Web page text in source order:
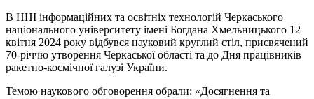
В ННІ інформаційних та освітніх технологій Черкаського
національного університету імені Богдана Хмельницького 12
квітня 2024 року відбувся науковий круглий стіл, присвячений
70-річчю утворення Черкаської області та до Дня працівників
ракетно-космічної галузі України.
Темою наукового обговорення обрали: «Досягнення та